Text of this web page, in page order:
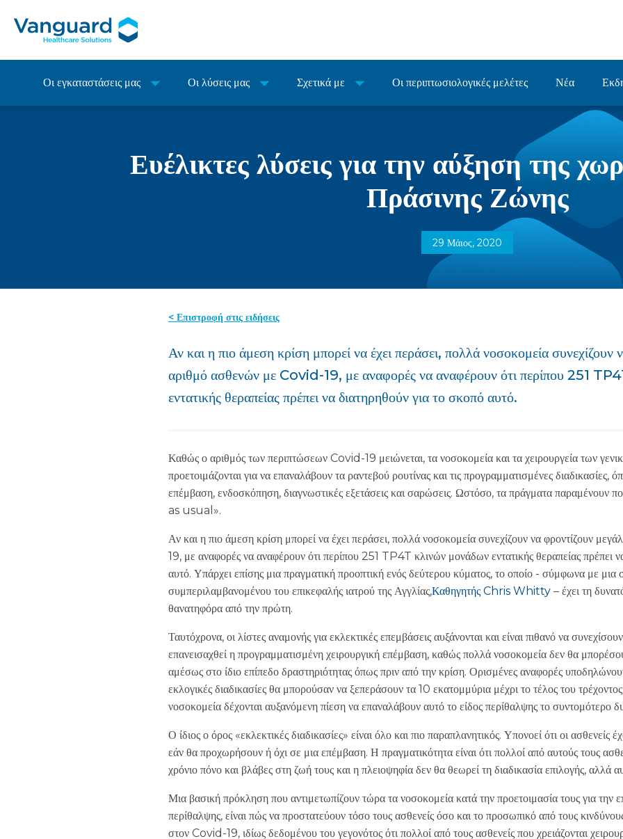
Οι εγκαταστάσεις μας Οι λύσεις μας Σχετικά με Οι περιπτωσιολογικές μελέτες Νέα
Ευέλικτες λύσεις για την αύξηση της
Πράσινης Ζώνης
29 Μάιος, 2020
< Επιστροφή στις ειδήσεις
Αν και η πιο άμεση κρίση μπορεί να έχει περάσει, πολλά νοσοκομεία συνεχίζουν
αριθμό ασθενών με Covid-19, με αναφορές να αναφέρουν ότι περίπου 251
εντατικής θεραπείας πρέπει να διατηρηθούν για το σκοπό αυτό.
Καθώς ο αριθμός των περιπτώσεων Covid-19 μειώνεται, τα νοσοκομεία και τα χειρουργεία των
προετοιμάζονται για να επαναλάβουν τα ραντεβού ρουτίνας και τις προγραμματισμένες διαδικασίες,
επέμβαση, ενδοσκόπηση, διαγνωστικές εξετάσεις και σαρώσεις. Ωστόσο, τα πράγματα
as usual».
Αν και η πιο άμεση κρίση μπορεί να έχει περάσει, πολλά νοσοκομεία συνεχίζουν να φροντίζουν
19, με αναφορές να αναφέρουν ότι περίπου 251 TP4T κλινών μονάδων εντατικής θεραπείας πρέπει
αυτό. Υπάρχει επίσης μια πραγματική προοπτική ενός δεύτερου κύματος, το οποίο - σύμφωνα με μια
συμπεριλαμβανομένου του επικεφαλής ιατρού της Αγγλίας,Καθηγητής Chris Whitty – έχει τη
θανατηφόρα από την πρώτη.
Ταυτόχρονα, οι λίστες αναμονής για εκλεκτικές επεμβάσεις αυξάνονται και είναι πιθανό να
επανεισαχθεί η προγραμματισμένη χειρουργική επέμβαση, καθώς πολλά νοσοκομεία δεν θα
αμέσως στο ίδιο επίπεδο δραστηριότητας όπως πριν από την κρίση. Ορισμένες αναφορές
εκλογικές διαδικασίες θα μπορούσαν να ξεπεράσουν τα 10 εκατομμύρια μέχρι το τέλος του
νοσοκομεία δέχονται αυξανόμενη πίεση να επαναλάβουν αυτό το είδος περίθαλψης το συντομότερο
Ο ίδιος ο όρος «εκλεκτικές διαδικασίες» είναι όλο και πιο παραπλανητικός. Υπονοεί ότι οι ασθενείς
εάν θα προχωρήσουν ή όχι σε μια επέμβαση. Η πραγματικότητα είναι ότι πολλοί από αυτούς τους
χρόνιο πόνο και βλάβες στη ζωή τους και η πλειοψηφία δεν θα θεωρεί τη διαδικασία επιλογής, αλλά
Μια βασική πρόκληση που αντιμετωπίζουν τώρα τα νοσοκομεία κατά την προετοιμασία τους για την
περίθαλψης, είναι πώς να προστατεύουν τόσο τους ασθενείς όσο και το προσωπικό από τους
στον Covid-19, ιδίως δεδομένου του γεγονότος ότι πολλοί από τους ασθενείς που χρειάζονται